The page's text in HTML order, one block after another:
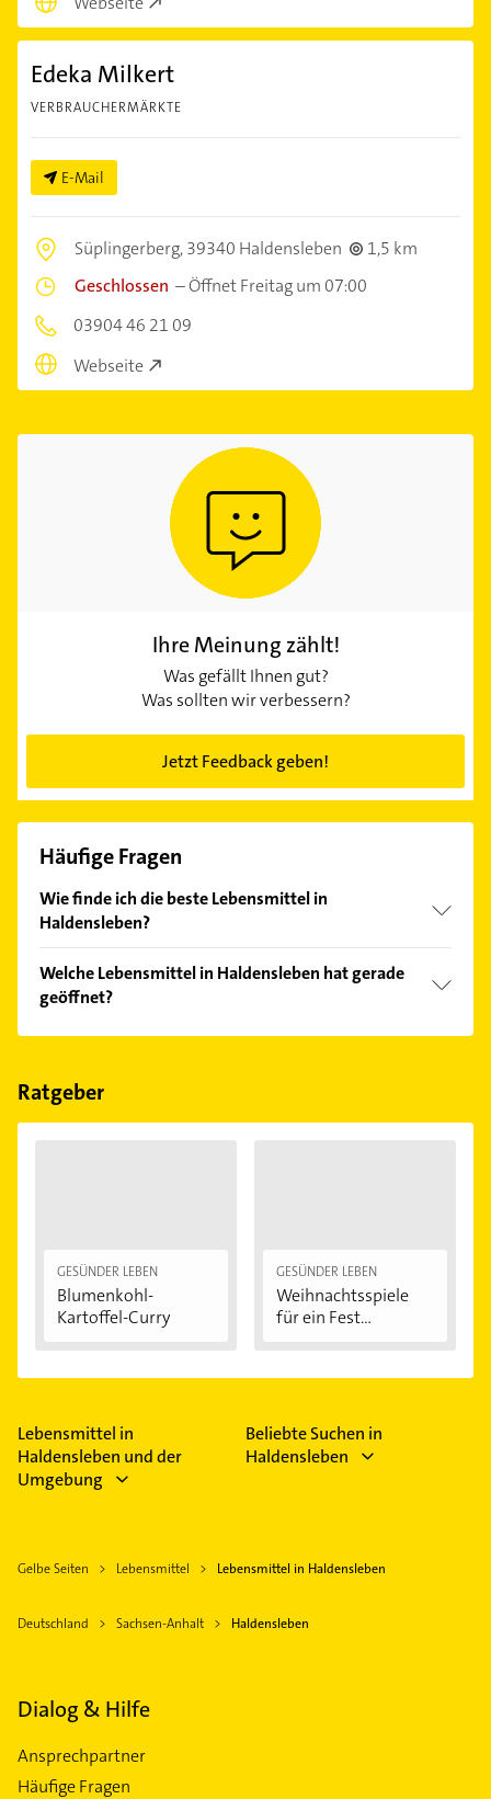
Edeka Milkert
VERBRAUCHERMÄRKTE
E-Mail
Süplingerberg,39340 Haldensleben
1,5 km
Geschlossen –Öffnet Freitag um 07:00
03904 46 21 09
Webseite
Ihre Meinung zählt!
Was gefällt Ihnen gut?
Was sollten wir verbessern?
Jetzt Feedback geben!
Häufige Fragen
Wie finde ich die beste Lebensmittel in
Haldensleben?
Kundenmeinungen und profitieren Sie von den
Empfehlungen. Die Suchergebnisse können Sie sich
einfach nachBewertungensortiert anzeigen lassen.
Welche Lebensmittel in Haldensleben hat gerade
geöffnet?
Im Anbieter-Bereich finden Sie alleÖffnungszeiten.
Feiertagen abweichen können.
Ratgeber
GESÜNDER LEBEN
Blumenkohl-
Kartoffel-Curry
GESÜNDER LEBEN
Weihnachtsspiele
für ein Fest...
Lebensmittel in
Haldensleben und der
Umgebung
Beliebte Suchen in
Haldensleben
Gelbe Seiten Lebensmittel Lebensmittel in Haldensleben
Deutschland Sachsen-Anhalt Haldensleben
Dialog & Hilfe
Ansprechpartner
Häufige Fragen